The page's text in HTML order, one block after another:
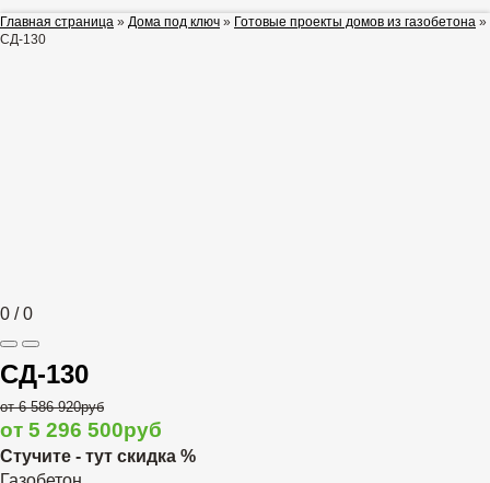
Главная страница » Дома под ключ » Готовые проекты домов из газобетона »
СД-130
0 /0
СД-130
от 6 586 920руб
от 5 296 500руб
Стучите - тут скидка %